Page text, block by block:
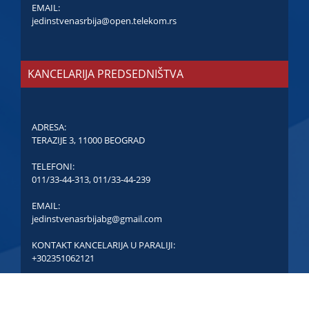
EMAIL:
jedinstvenasrbija@open.telekom.rs
KANCELARIJA PREDSEDNIŠTVA
ADRESA:
TERAZIJE 3, 11000 BEOGRAD
TELEFONI:
011/33-44-313,011/33-44-239
EMAIL:
jedinstvenasrbijabg@gmail.com
KONTAKT KANCELARIJA U PARALIJI:
+302351062121